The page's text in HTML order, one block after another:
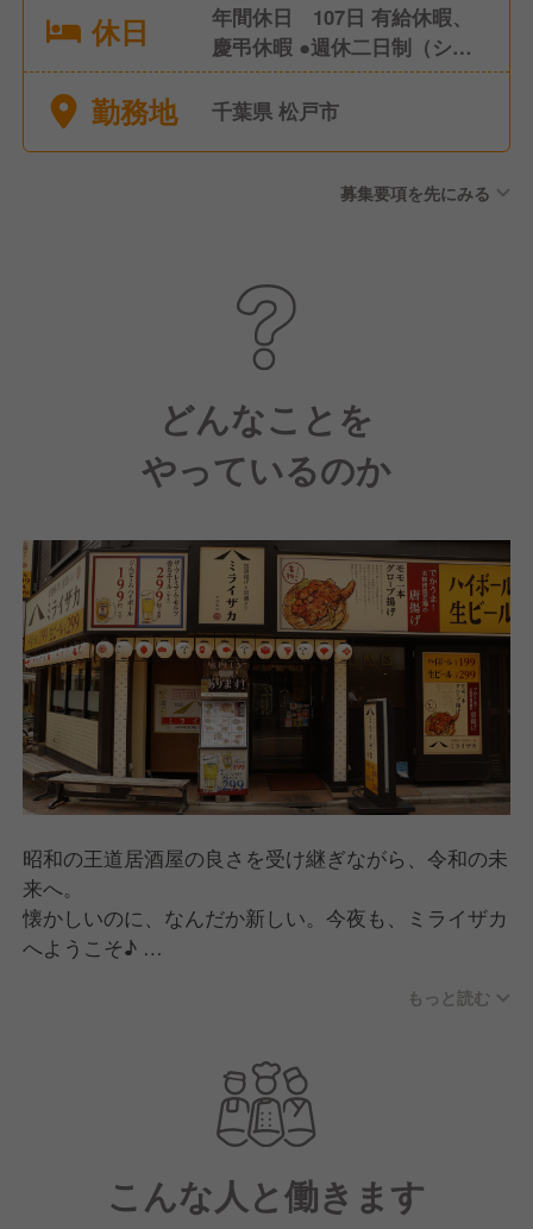
休日
年間休日 107日 有給休暇、
慶弔休暇 ●週休二日制（シフ
ト制） ●産前産後休暇（取
得・復帰実績あり） ●育児休
勤務地 千葉県 松戸市
募集要項を先にみる
どんなことを
やっているのか
昭和の王道居酒屋の良さを受け継ぎながら、令和の未
来へ。
懐かしいのに、なんだか新しい。今夜も、ミライザカ
へようこそ♪
ざわざわ賑わうレトロモダンな空間で、ハイボール片
家の想いがこもった季節食材の旨い一皿に、顔がほこ
いつも元気なスタッフたちが、場を盛りあげてくる。
そんな酒場には、人の体温を感じるつながりが生まれ
もっと読む
こんな人と働きます